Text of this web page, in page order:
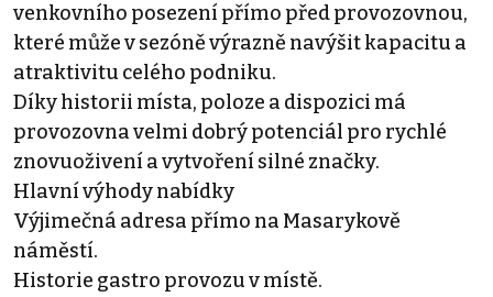
venkovního posezení přímo před provozovnou,
které může v sezóně výrazně navýšit kapacitu a
atraktivitu celého podniku.
Díky historii místa, poloze a dispozici má
provozovna velmi dobrý potenciál pro rychlé
znovuoživení a vytvoření silné značky.
Hlavní výhody nabídky
Výjimečná adresa přímo na Masarykově
náměstí.
Historie gastro provozu v místě.